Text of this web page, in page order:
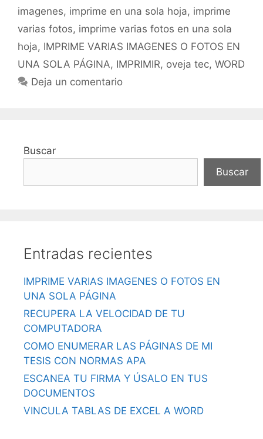
imagenes, imprime en una sola hoja, imprime
varias fotos, imprime varias fotos en una sola
hoja, IMPRIME VARIAS IMAGENES O FOTOS EN
UNA SOLA PÁGINA, IMPRIMIR, oveja tec, WORD
Deja un comentario
Buscar
Buscar
Entradas recientes
IMPRIME VARIAS IMAGENES O FOTOS EN
UNA SOLA PÁGINA
RECUPERA LA VELOCIDAD DE TU
COMPUTADORA
COMO ENUMERAR LAS PÁGINAS DE MI
TESIS CON NORMAS APA
ESCANEA TU FIRMA Y ÚSALO EN TUS
DOCUMENTOS
VINCULA TABLAS DE EXCEL A WORD